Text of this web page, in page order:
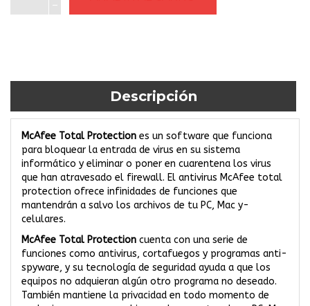
Descripción
McAfee Total Protection es un software que funciona
para bloquear la entrada de virus en su sistema
informático y eliminar o poner en cuarentena los virus
que han atravesado el firewall. El antivirus McAfee total
protection ofrece infinidades de funciones que
mantendrán a salvo los archivos de tu PC, Mac y­
celulares.
McAfee Total Protection cuenta con una serie de
funciones como antivirus, cortafuegos y programas anti-
spyware, y su tecnología de seguridad ayuda a que los
equipos no adquieran algún otro programa no deseado.
También mantiene la privacidad en todo momento de